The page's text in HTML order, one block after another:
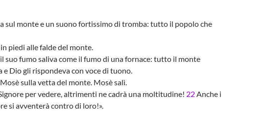
sul monte e un suono fortissimo di tromba: tutto il popolo che
piedi alle falde del monte.
suo fumo saliva come il fumo di una fornace: tutto il monte
Dio gli rispondeva con voce di tuono.
sulla vetta del monte. Mosè salì.
per vedere, altrimenti ne cadrà una moltitudine! 22Anche i
si avventerà contro di loro!».